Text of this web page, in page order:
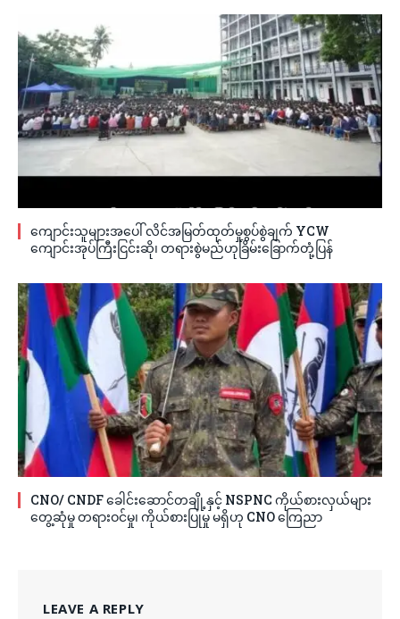
ကျောင်းသူများအပေါ် လိင်အမြတ်ထုတ်မှုစွပ်စွဲချက် YCW
ကျောင်းအုပ်ကြီးငြင်းဆို၊ တရားစွဲမည်ဟုခြိမ်းခြောက်တုံ့ပြန်
CNO/ CNDF ခေါင်းဆောင်တချို့နှင့် NSPNC ကိုယ်စားလှယ်များ
တွေ့ဆုံမှု တရားဝင်မှု၊ ကိုယ်စားပြုမှု မရှိဟု CNO ကြေညာ
LEAVE A REPLY